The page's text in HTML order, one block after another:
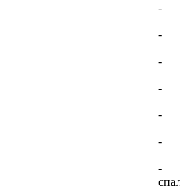
-
-
-
-
-
-
-